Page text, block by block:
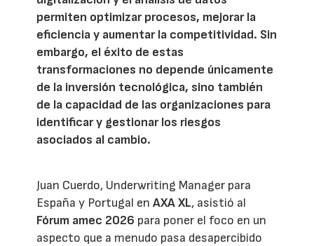
permiten optimizar procesos, mejorar la
eficiencia y aumentar la competitividad. Sin
embargo, el éxito de estas
transformaciones no depende únicamente
de la inversión tecnológica, sino también
de la capacidad de las organizaciones para
identificar y gestionar los riesgos
asociados al cambio.
Juan Cuerdo, Underwriting Manager para
España y Portugal enAXA XL, asistió al
Fórum amec 2026 para poner el foco en un
aspecto que a menudo pasa desapercibido